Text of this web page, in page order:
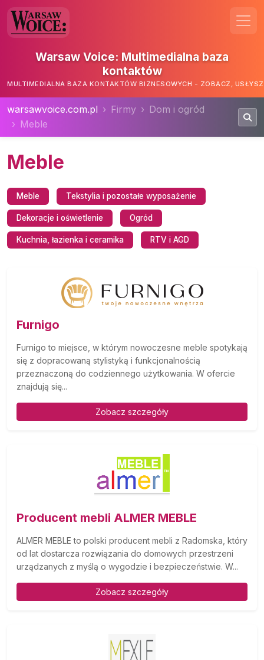
Warsaw Voice: Multimedialna baza
kontaktów
MULTIMEDIALNA BAZA KONTAKTÓW BIZNESOWYCH - ZOBACZ,
warsawvoice.com.pl Firmy
Dom i ogród
Meble
Meble
Meble Tekstylia i pozostałe wyposażenie
Dekoracje i oświetlenie Ogród
Kuchnia, łazienka i ceramika RTV i AGD
Furnigo
Furnigo to miejsce, w którym nowoczesne meble spotykają
się z dopracowaną stylistyką i funkcjonalnością
przeznaczoną do codziennego użytkowania. W ofercie
znajdują się...
Zobacz szczegóły
Producent mebli ALMER MEBLE
ALMER MEBLE to polski producent mebli z Radomska, który
od lat dostarcza rozwiązania do domowych przestrzeni
urządzanych z myślą o wygodzie i bezpieczeństwie. W...
Zobacz szczegóły